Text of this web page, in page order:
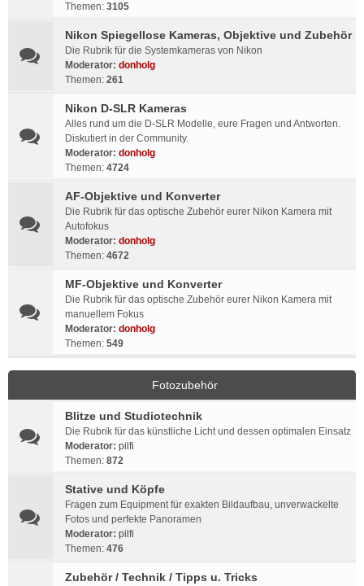
Themen: 3105
Nikon Spiegellose Kameras, Objektive und Zubehör
Die Rubrik für die Systemkameras von Nikon
Moderator: donholg
Themen: 261
Nikon D-SLR Kameras
Alles rund um die D-SLR Modelle, eure Fragen und Antworten.
Diskutiert in der Community.
Moderator: donholg
Themen: 4724
AF-Objektive und Konverter
Die Rubrik für das optische Zubehör eurer Nikon Kamera mit
Autofokus
Moderator: donholg
Themen: 4672
MF-Objektive und Konverter
Die Rubrik für das optische Zubehör eurer Nikon Kamera mit
manuellem Fokus
Moderator: donholg
Themen: 549
Fotozubehör
Blitze und Studiotechnik
Die Rubrik für das künstliche Licht und dessen optimalen Einsatz
Moderator: pilfi
Themen: 872
Stative und Köpfe
Fragen zum Equipment für exakten Bildaufbau, unverwackelte
Fotos und perfekte Panoramen
Moderator: pilfi
Themen: 476
Zubehör / Technik / Tipps u. Tricks